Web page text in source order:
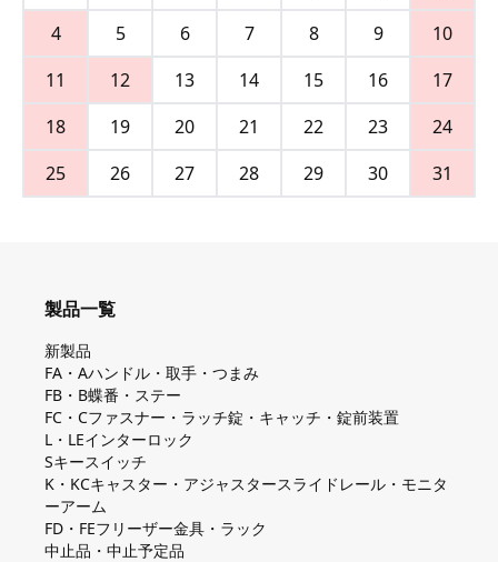
4
5 6 7 8 9
10
11
12 13 14 15 16
17
18
19 20 21 22 23
24
25
26 27 28 29 30 31
製品一覧
新製品
FA・Aハンドル・取手・つまみ
FB・B蝶番・ステー
FC・Cファスナー・ラッチ錠・キャッチ・錠前装置
L・LEインターロック
Sキースイッチ
K・KCキャスター・アジャスタースライドレール・モニタ
ーアーム
FD・FEフリーザー金具・ラック
中止品・中止予定品